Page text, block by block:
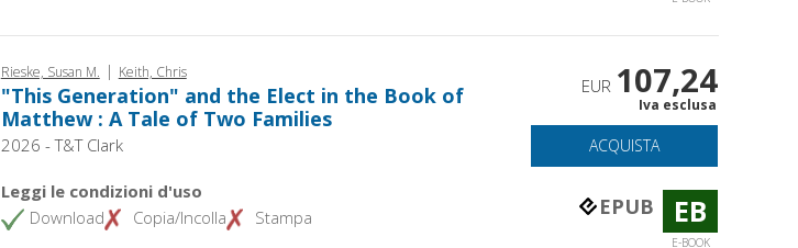
Rieske, Susan M. | Keith, Chris
"This Generation" and the Elect in the Book of
Matthew : A Tale of Two Families
2026 - T&T Clark
Leggi le condizioni d'uso
Download
Copia/Incolla Stampa
EUR 107,24
Iva esclusa
ACQUISTA
EPUB EB
E-BOOK